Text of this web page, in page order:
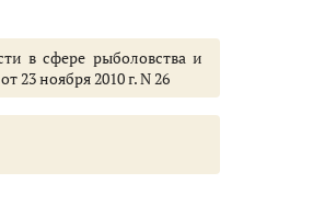
в сфере рыболовства и
23 ноября 2010 г. N 26